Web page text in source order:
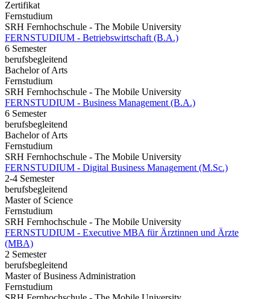
Zertifikat
Fernstudium
SRH Fernhochschule - The Mobile University
FERNSTUDIUM - Betriebswirtschaft (B.A.)
6 Semester
berufsbegleitend
Bachelor of Arts
Fernstudium
SRH Fernhochschule - The Mobile University
FERNSTUDIUM - Business Management (B.A.)
6 Semester
berufsbegleitend
Bachelor of Arts
Fernstudium
SRH Fernhochschule - The Mobile University
FERNSTUDIUM - Digital Business Management (M.Sc.)
2-4 Semester
berufsbegleitend
Master of Science
Fernstudium
SRH Fernhochschule - The Mobile University
FERNSTUDIUM - Executive MBA für Ärztinnen und Ärzte
(MBA)
2 Semester
berufsbegleitend
Master of Business Administration
Fernstudium